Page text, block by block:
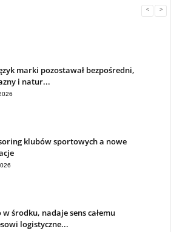
< >
marki pozostawał bezpośredni,
i natur...
klubów sportowych a nowe
w środku, nadaje sens całemu
logistyczne...